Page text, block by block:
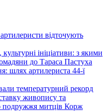
відточують
ініціативи: з якими
до Тараса Пастуха
шлях артилериста 44-ї
температурний рекорд
живопису та
подружжя митців Корж